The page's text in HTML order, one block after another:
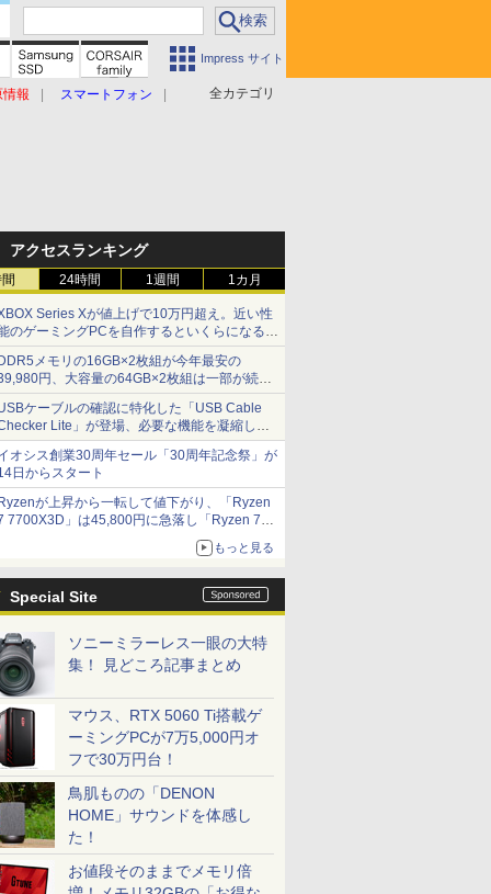
Impress サイト
全カテゴリ
情報 スマートフォン
アクセスランキング
24時間 1週間 1カ月
Series Xが値上げで10万円超え。近い性
のゲーミングPCを自作するといくらになる？
石田賀津男の『酒の肴にPCゲーム』】
メモリの16GB×2枚組が今年最安の
円、大容量の64GB×2枚組は一部が続騰
月前半のメモリ価格]
ケーブルの確認に特化した「USB Cable
Lite」が登場、必要な機能を凝縮しコ
パクトに 7日発売
オシス創業30周年セール「30周年記念祭」が
日からスタート
が上昇から一転して値下がり、「Ryzen
7700X3D」は45,800円に急落し「Ryzen 7
」との価格逆転解消 [8月前半のCPU
もっと見る
Special Site
ソニーミラーレス一眼の大特
集！ 見どころ記事まとめ
マウス、RTX 5060 Ti搭載ゲ
ーミングPCが7万5,000円オ
フで30万円台！
鳥肌ものの「DENON
HOME」サウンドを体感し
た！
お値段そのままでメモリ倍